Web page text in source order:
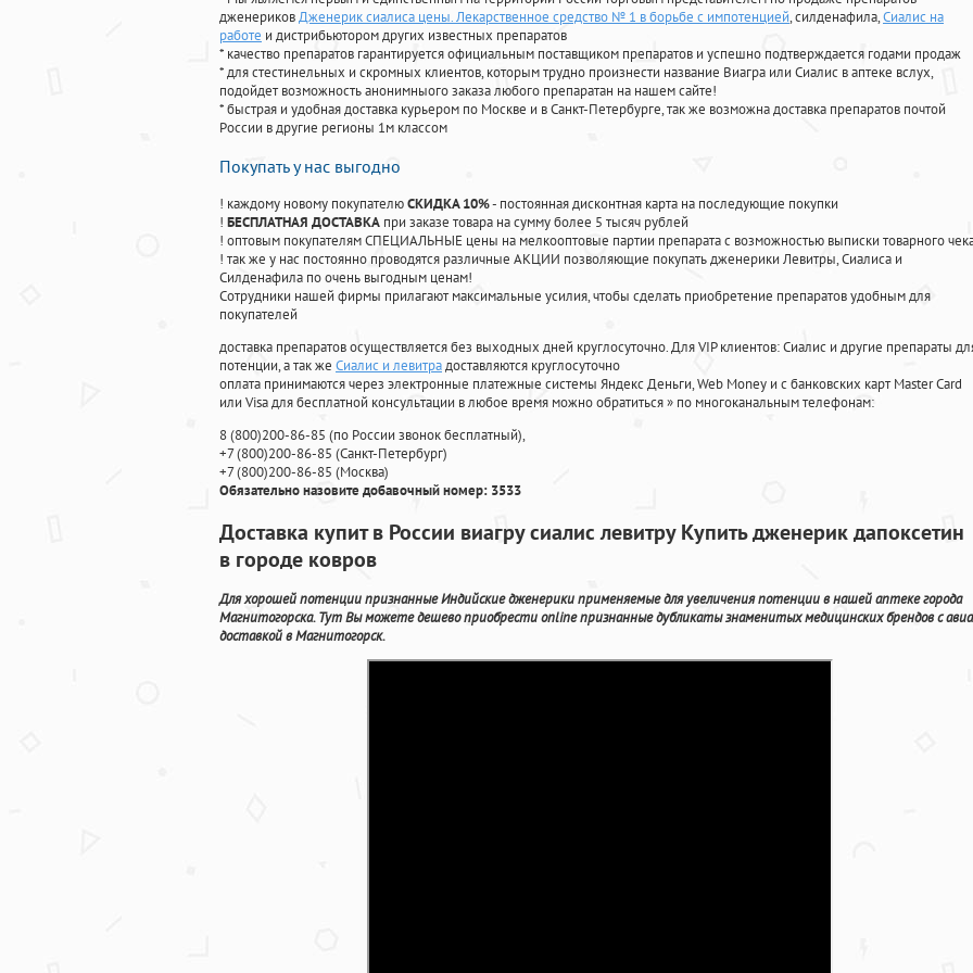
дженериковДженерик сиалиса цены. Лекарственное средство № 1 в борьбе с импотенцией, силденафила,Сиалис на
работе и дистрибьютором других известных препаратов
* качество препаратов гарантируется официальным поставщиком препаратов и успешно подтверждается годами продаж
* для стестинельных и скромных клиентов, которым трудно произнести название Виагра или Сиалис в аптеке вслух,
подойдет возможность анонимныого заказа любого препаратан на нашем сайте!
* быстрая и удобная доставка курьером по Москве и в Санкт-Петербурге, так же возможна доставка препаратов почтой
России в другие регионы 1м классом
Покупать у нас выгодно
! каждому новому покупателюСКИДКА 10%- постоянная дисконтная карта на последующие покупки
! БЕСПЛАТНАЯ ДОСТАВКА при заказе товара на сумму более 5 тысяч рублей
! оптовым покупателям СПЕЦИАЛЬНЫЕ цены на мелкооптовые партии препарата с возможностью выписки товарного
! так же у нас постоянно проводятся различные АКЦИИ позволяющие покупать дженерики Левитры, Сиалиса и
Силденафила по очень выгодным ценам!
Cотрудники нашей фирмы прилагают максимальные усилия, чтобы сделать приобретение препаратов удобным для
покупателей
доставка препаратов осуществляется без выходных дней круглосуточно. Для VIP клиентов: Сиалис и другие препараты
потенции, а так же Сиалис и левитрадоставляются круглосуточно
оплата принимаются через электронные платежные системы Яндекс Деньги, Web Money и с банковских карт Master Card
или Visa для бесплатной консультации в любое время можно обратиться» по многоканальным телефонам:
8(800)200-86-85 (по России звонок бесплатный),
+7(800)200-86-85 (Санкт-Петербург)
+7(800)200-86-85 (Москва)
Обязательно назовите добавочный номер: 3533
Доставка купит в России виагру сиалис левитру Купить дженерик дапоксетин
в городе ковров
Для хорошей потенции признанные Индийские дженерики применяемые для увеличения потенции в нашей аптеке города
Магнитогорска. Тут Вы можете дешево приобрести online признанные дубликаты знаменитых медицинских брендов с авиа
доставкой в Магнитогорск.